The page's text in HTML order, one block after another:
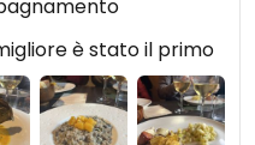
è stato il primo